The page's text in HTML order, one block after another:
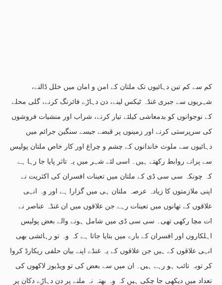
کم سے کم تین دہائیوں تک ملتان کے امن و امان میں خلل ڈالنے،
شہریوں سے جبری غنڈہ ٹیکس لینے، دن دہاڑے فائرنگ کرنے، گلی محلے
کے نوجوانوں کو بدمعاشی کیلئے تیار کرنے، شراب اور منشیات فروشوں
کی سرپرستی کرنے اور زمینوں پر قبضے جیسے سنگین جرائم میں
دہائیوں سے ملوث خاندانوں کے چشم و چراغ اور کار خاص ملتان پولیس
سے پرانے روابط رکھتے ہیں۔ اسی لئے شہر میں یہ تاثر پایا جا رہا ہے
کہ چونکہ سی سی ڈی کے ملتان میں تعینات افسران کی اکثریت نے
اپنی ملازمتوں کا زیادہ عرصہ ملتان ہی میں گزارا ہے اور وہ انہی
علاقوں کے تھانوں میں تعینات رہے جن علاقوں میں ان غنڈہ عناصر نے
ات مچا رکھی تھی۔ سی سی ڈی میں شامل ہونے والے بعض پولیس
اہلکاروں اور افسران کے بارے میں بتایا جاتا ہے کہ وہ تو رہائشی بھی
انہی علاقوں کے ہیں جن علاقوں کے یہ غنڈے اپنے بیان حلفی ریکارڈ کروا
کر توبہ تائب ہو رہے ہیں۔ ان میں سے بعض کی تو ویڈیوز لاکھوں کی
تعداد میں دیکھی جا چکی ہیں کہ وہ بھتہ نہ ملنے پر دن دہاڑے دکان پر